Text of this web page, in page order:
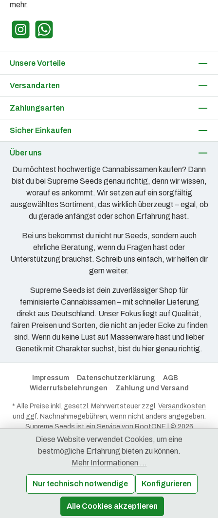
mehr.
InstagramWhatsApp
Unsere Vorteile
Versandarten
Zahlungsarten
Sicher Einkaufen
Über uns
Du möchtest hochwertige Cannabissamen kaufen? Dann
bist du bei Supreme Seeds genau richtig, denn wir wissen,
worauf es ankommt. Wir setzen auf ein sorgfältig
ausgewähltes Sortiment, das wirklich überzeugt – egal, ob
du gerade anfängst oder schon Erfahrung hast.
Bei uns bekommst du nicht nur Seeds, sondern auch
ehrliche Beratung, wenn du Fragen hast oder
Unterstützung brauchst. Schreib uns einfach, wir helfen dir
gern weiter.
Supreme Seeds ist dein zuverlässiger Shop für
feminisierte Cannabissamen – mit schneller Lieferung
direkt aus Deutschland. Unser Fokus liegt auf Qualität,
fairen Preisen und Sorten, die nicht an jeder Ecke zu finden
sind. Wenn du keine Lust auf Massenware hast und lieber
Genetik mit Charakter suchst, bist du hier genau richtig.
Impressum Datenschutzerklärung
AGB
Widerrufsbelehrungen
Zahlung und Versand
* Alle Preise inkl. gesetzl. Mehrwertsteuer zzgl. Versandkosten
und ggf. Nachnahmegebühren, wenn nicht anders angegeben.
Supreme Seeds ist ein Service vonRootONE| © 2026
RootONE - Alle Rechte vorbehalten.
Diese Website verwendet Cookies, um eine
bestmögliche Erfahrung bieten zu können.
Mehr Informationen ...
Nur technisch notwendige Konfigurieren
Alle Cookies akzeptieren